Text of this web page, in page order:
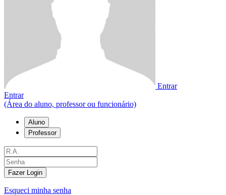
Entrar
Entrar
(Área do aluno, professor ou funcionário)
Aluno
Professor
Fazer Login
Esqueci minha senha